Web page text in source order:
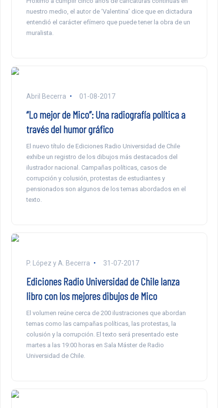
nuestro medio, el autor de ‘Valentina’ dice que en dictadura
entendió el carácter efímero que puede tener la obra de un
muralista.
Abril Becerra 01-08-2017
“Lo mejor de Mico”: Una radiografía política a
través del humor gráfico
El nuevo título de Ediciones Radio Universidad de Chile
exhibe un registro de los dibujos más destacados del
ilustrador nacional. Campañas políticas, casos de
corrupción y colusión, protestas de estudiantes y
pensionados son algunos de los temas abordados en el
texto.
P. López y A. Becerra 31-07-2017
Ediciones Radio Universidad de Chile lanza
libro con los mejores dibujos de Mico
El volumen reúne cerca de 200 ilustraciones que abordan
temas como las campañas políticas, las protestas, la
colusión y la corrupción. El texto será presentado este
martes a las 19:00 horas en Sala Máster de Radio
Universidad de Chile.